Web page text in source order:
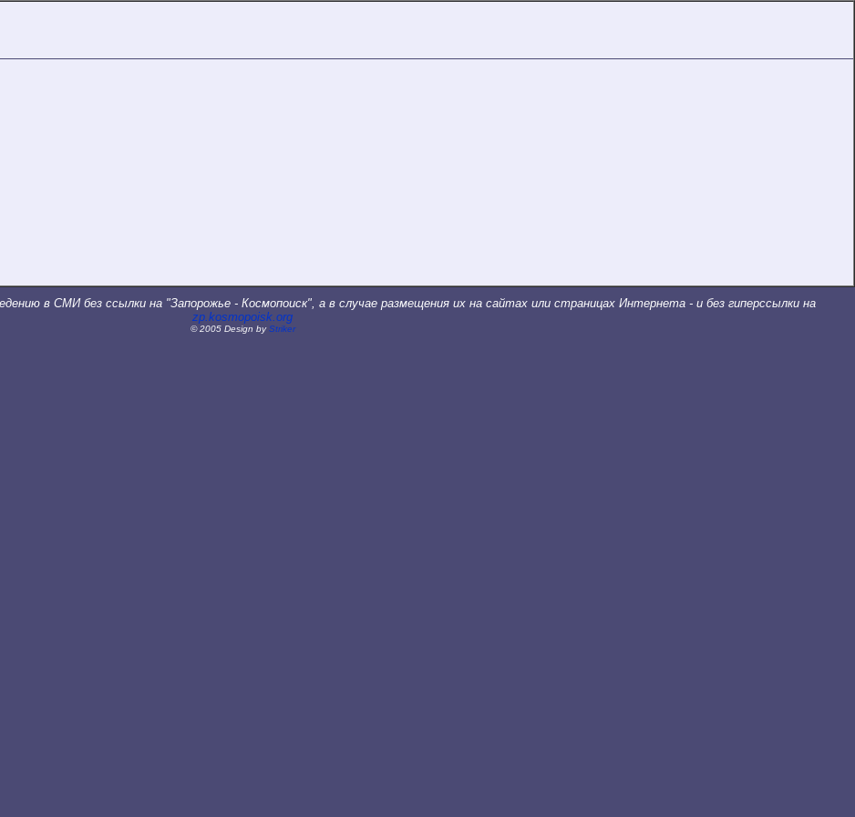
в СМИ без ссылки на "Запорожье - Космопоиск", а в случае размещения их на сайтах или страницах Интернета - и без гиперссылки на
zp.kosmopoisk.org
©2005 Design byStriker